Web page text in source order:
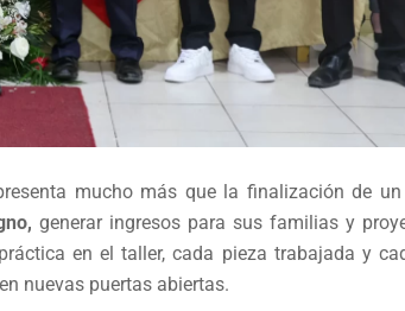
mucho más que la finalización de un
generar ingresos para sus familias y
en el taller, cada pieza trabajada y
nuevas puertas abiertas.